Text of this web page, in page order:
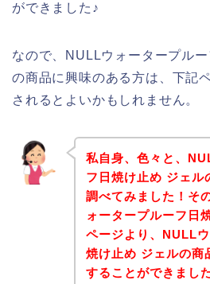
ができました♪
なので、NULLウォータープル
の商品に興味のある方は、下記
されるとよいかもしれません。
私自身、色々と、
フ日焼け止め ジェル
調べてみました！そ
ォータープルーフ日
ページより、NULL
焼け止め ジェルの商
することができまし